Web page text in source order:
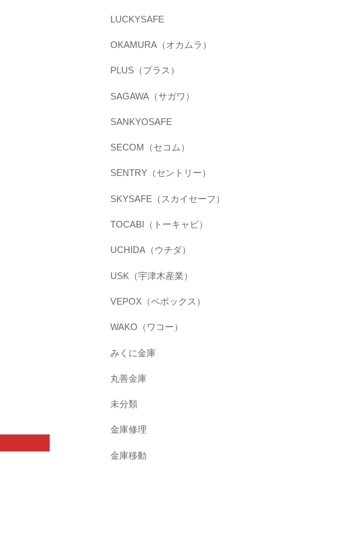
LUCKYSAFE
OKAMURA（オカムラ）
PLUS（プラス）
SAGAWA（サガワ）
SANKYOSAFE
SECOM（セコム）
SENTRY（セントリー）
SKYSAFE（スカイセーフ）
TOCABI（トーキャビ）
UCHIDA（ウチダ）
USK（宇津木産業）
VEPOX（ベポックス）
WAKO（ワコー）
みくに金庫
丸善金庫
未分類
金庫修理
金庫移動